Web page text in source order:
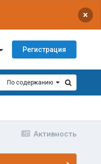
×
Регистрация
По содержанию
Активность